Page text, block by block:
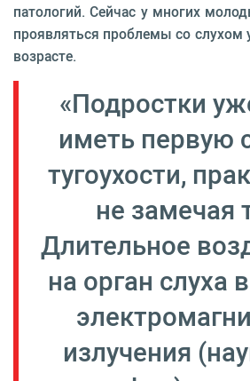
патологий. Сейчас у многих
проявляться проблемы со слухом
возрасте.
«Подростки
иметь первую
тугоухости,
не замечая
Длительное
на орган слуха
излучения